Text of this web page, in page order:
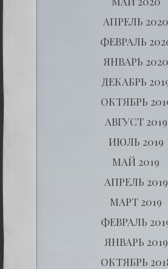
АПРЕЛЬ 2020
ФЕВРАЛЬ
ЯНВАРЬ 2020
ДЕКАБРЬ
ОКТЯБРЬ
АВГУСТ 2019
ИЮЛЬ 2019
МАЙ 2019
АПРЕЛЬ 2019
МАРТ 2019
ФЕВРАЛЬ
ЯНВАРЬ 2019
ОКТЯБРЬ